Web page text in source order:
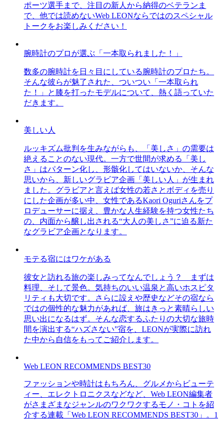
ポーツ選手まで、注目の新人から納得のベテランま
で、他では読めないWeb LEONならではのスペシャル
トークをお楽しみください！
腕時計のプロが選ぶ「一本取られました！」
数多の腕時計を日々目にしている腕時計のプロたち。
そんな彼らが魅了された、ついつい「一本取られ
た！」と膝を打ったモデルについて、熱く語っていた
だきます。
美しい人
ルッキズム批判を生みながらも、「美しさ」の需要は
絶えることのない現代。一方で世間が求める「美し
さ」はパターン化し、形骸化してはいないか、そんな
思いから、新しいグラビア企画「美しい人」が生まれ
ました。グラビアと言えば女性の若さとボディを売り
にした企画が多い中、女性であるKaori Oguriさんをプ
ロデューサーに据え、豊かな人生経験を持つ女性たち
の、内面から醸し出される“大人の美しさ”に迫る新た
なグラビア企画となります。
モテる宿にはワケがある
彼女と訪れる旅の楽しみってなんでしょう？ まずは
料理、そして景色。気持ちのいい温泉と高いホスピタ
リティも大切です。さらに設えや歴史などその宿なら
ではの個性的な魅力があれば、旅はきっと素晴らしい
思い出になるはず。そんな恋するふたりの大切な旅時
間を演出する“ハズさない”宿を、LEONが実際に訪れ
た中から自信をもってご紹介します。
Web LEON RECOMMENDS BEST30
ファッションや時計はもちろん、グルメからビューテ
ィー、エレクトロニクスなどなど、Web LEON編集者
がさまざまなジャンルのワクワクするモノ・コトを紹
介する連載「Web LEON RECOMMENDS BEST30」。1